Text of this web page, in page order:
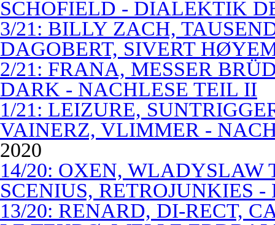
SCHOFIELD - DIALEKTIK
3/21: BILLY ZACH,
DAGOBERT, SIVERT
2/21: FRANA, MESSER
DARK - NACHLESE TEIL II
1/21: LEIZURE,
VAINERZ, VLIMMER -
2020
14/20: OXEN, WLADYSLAW
SCENIUS, RETROJUNKIES
13/20: RENARD, DI-RECT,